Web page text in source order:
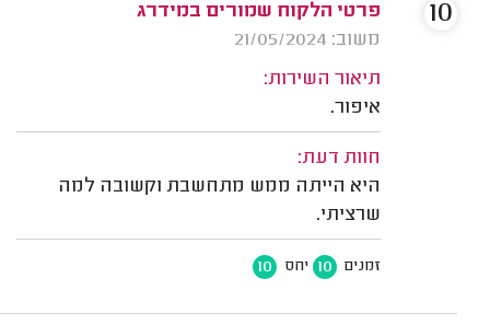
פרטי הלקוח שמורים במידרג
משוב: 21/05/2024
תיאור השירות:
איפור.
חוות דעת:
היא הייתה ממש מתחשבת וקשובה למה
שרציתי.
זמנים 10 יחס 10
10